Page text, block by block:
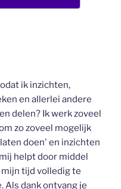
ik inzichten,
en allerlei andere
delen? Ik werk zoveel
zo zoveel mogelijk
doen' en inzichten
helpt door middel
tijd volledig te
Als dank ontvang je